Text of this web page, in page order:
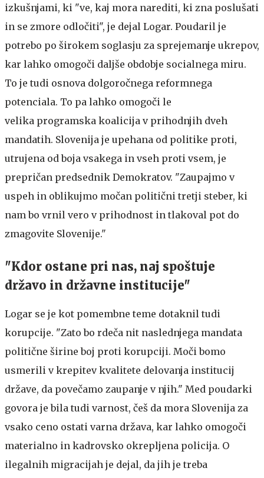
izkušnjami, ki "ve, kaj mora narediti, ki zna poslušati
in se zmore odločiti", je dejal Logar. Poudaril je
potrebo po širokem soglasju za sprejemanje ukrepov,
kar lahko omogoči daljše obdobje socialnega miru.
To je tudi osnova dolgoročnega reformnega
potenciala. To pa lahko omogoči le
velika programska koalicija v prihodnjih dveh
mandatih. Slovenija je upehana od politike proti,
utrujena od boja vsakega in vseh proti vsem, je
prepričan predsednik Demokratov. "Zaupajmo v
uspeh in oblikujmo močan politični tretji steber, ki
nam bo vrnil vero v prihodnost in tlakoval pot do
zmagovite Slovenije."
"Kdor ostane pri nas, naj spoštuje
državo in državne institucije"
Logar se je kot pomembne teme dotaknil tudi
korupcije. "Zato bo rdeča nit naslednjega mandata
politične širine boj proti korupciji. Moči bomo
usmerili v krepitev kvalitete delovanja institucij
države, da povečamo zaupanje v njih." Med poudarki
govora je bila tudi varnost, češ da mora Slovenija za
vsako ceno ostati varna država, kar lahko omogoči
materialno in kadrovsko okrepljena policija. O
ilegalnih migracijah je dejal, da jih je treba